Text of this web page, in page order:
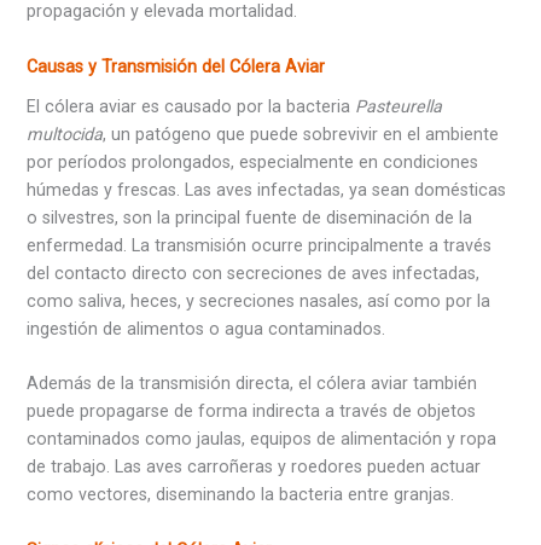
propagación y elevada mortalidad.
Causas y Transmisión del Cólera Aviar
El cólera aviar es causado por la bacteria Pasteurella
multocida, un patógeno que puede sobrevivir en el ambiente
por períodos prolongados, especialmente en condiciones
húmedas y frescas. Las aves infectadas, ya sean domésticas
o silvestres, son la principal fuente de diseminación de la
enfermedad. La transmisión ocurre principalmente a través
del contacto directo con secreciones de aves infectadas,
como saliva, heces, y secreciones nasales, así como por la
ingestión de alimentos o agua contaminados.
Además de la transmisión directa, el cólera aviar también
puede propagarse de forma indirecta a través de objetos
contaminados como jaulas, equipos de alimentación y ropa
de trabajo. Las aves carroñeras y roedores pueden actuar
como vectores, diseminando la bacteria entre granjas.